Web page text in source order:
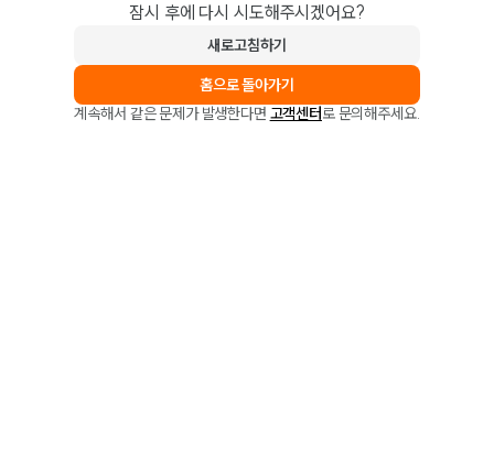
잠시 후에 다시 시도해주시겠어요?
새로고침하기
홈으로 돌아가기
계속해서 같은 문제가 발생한다면 고객센터로 문의해주세요.